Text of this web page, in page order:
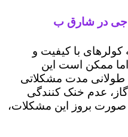
جی در شارق ب
با کیفیت و
اما ممکن است این
طولانی مدت مشکلاتی
عدم خنک کنندگی
صورت بروز این مشکلات،